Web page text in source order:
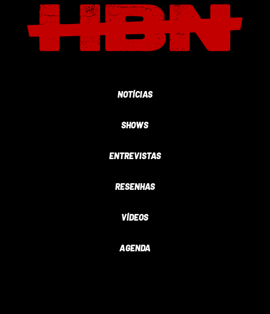
NOTÍCIAS
SHOWS
ENTREVISTAS
RESENHAS
VÍDEOS
AGENDA